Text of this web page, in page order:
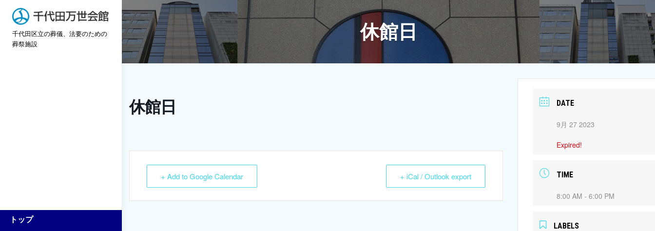
Skip
content
千代田区立の葬儀、法要のための
葬祭施設
トップ
休館日
休館日
+ Add to Google Calendar + iCal / Outlook export
DATE
9月 27 2023
Expired!
TIME
8:00 AM - 6:00 PM
LABELS